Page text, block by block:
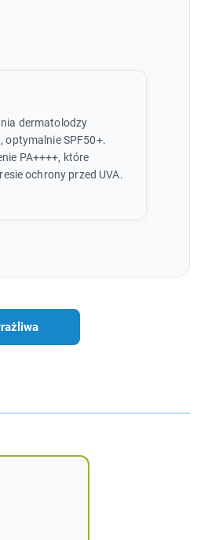
dermatolodzy
optymalnie SPF50+.
PA++++, które
ochrony przed UVA.